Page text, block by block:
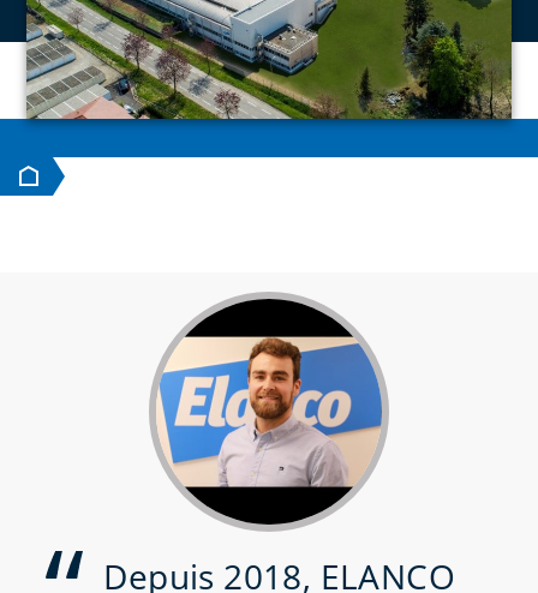
Accueil
Depuis 2018, ELANCO